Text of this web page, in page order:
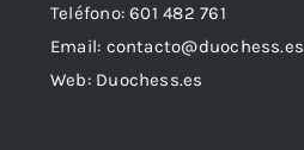
Teléfono:601 482 761
Email: contacto@duochess.es
Web: Duochess.es